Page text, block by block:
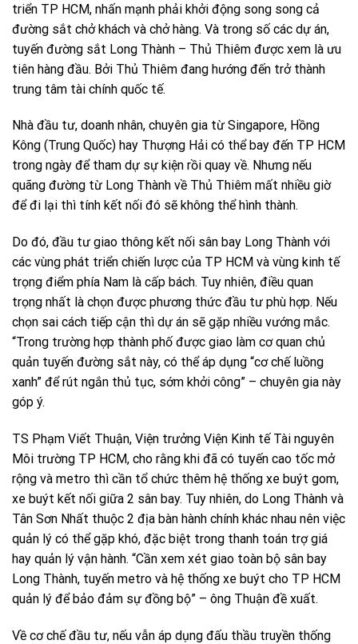
triển TP HCM, nhấn mạnh phải khởi động song song cả
đường sắt chở khách và chở hàng. Và trong số các dự án,
tuyến đường sắt Long Thành – Thủ Thiêm được xem là ưu
tiên hàng đầu. Bởi Thủ Thiêm đang hướng đến trở thành
trung tâm tài chính quốc tế.
Nhà đầu tư, doanh nhân, chuyên gia từ Singapore, Hồng
Kông (Trung Quốc) hay Thượng Hải có thể bay đến TP HCM
trong ngày để tham dự sự kiện rồi quay về. Nhưng nếu
quãng đường từ Long Thành về Thủ Thiêm mất nhiều giờ
để đi lại thì tính kết nối đó sẽ không thể hình thành.
Do đó, đầu tư giao thông kết nối sân bay Long Thành với
các vùng phát triển chiến lược của TP HCM và vùng kinh tế
trọng điểm phía Nam là cấp bách. Tuy nhiên, điều quan
trọng nhất là chọn được phương thức đầu tư phù hợp. Nếu
chọn sai cách tiếp cận thì dự án sẽ gặp nhiều vướng mắc.
“Trong trường hợp thành phố được giao làm cơ quan chủ
quản tuyến đường sắt này, có thể áp dụng “cơ chế luồng
xanh” để rút ngắn thủ tục, sớm khởi công” – chuyên gia này
góp ý.
TS Phạm Viết Thuận, Viện trưởng Viện Kinh tế Tài nguyên
Môi trường TP HCM, cho rằng khi đã có tuyến cao tốc mở
rộng và metro thì cần tổ chức thêm hệ thống xe buýt gom,
xe buýt kết nối giữa 2 sân bay. Tuy nhiên, do Long Thành và
Tân Sơn Nhất thuộc 2 địa bàn hành chính khác nhau nên việc
quản lý có thể gặp khó, đặc biệt trong thanh toán trợ giá
hay quản lý vận hành. “Cần xem xét giao toàn bộ sân bay
Long Thành, tuyến metro và hệ thống xe buýt cho TP HCM
quản lý để bảo đảm sự đồng bộ” – ông Thuận đề xuất.
Về cơ chế đầu tư, nếu vẫn áp dụng đấu thầu truyền thống